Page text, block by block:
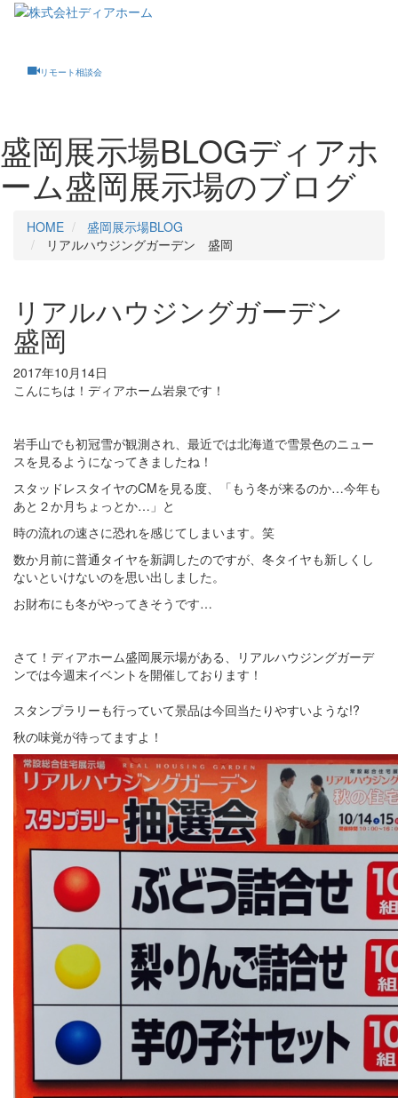
リモート相談会
盛岡展示場BLOGディアホ
ーム盛岡展示場のブログ
HOME
盛岡展示場BLOG
リアルハウジングガーデン 盛岡
リアルハウジングガーデン
盛岡
2017年10月14日
こんにちは！ディアホーム岩泉です！
岩手山でも初冠雪が観測され、最近では北海道で雪景色のニュー
スを見るようになってきましたね！
スタッドレスタイヤのCMを見る度、「もう冬が来るのか…今年も
あと２か月ちょっとか…」と
時の流れの速さに恐れを感じてしまいます。笑
数か月前に普通タイヤを新調したのですが、冬タイヤも新しくし
ないといけないのを思い出しました。
お財布にも冬がやってきそうです…
さて！ディアホーム盛岡展示場がある、リアルハウジングガーデ
ンでは今週末イベントを開催しております！
スタンプラリーも行っていて景品は今回当たりやすいような!?
秋の味覚が待ってますよ！